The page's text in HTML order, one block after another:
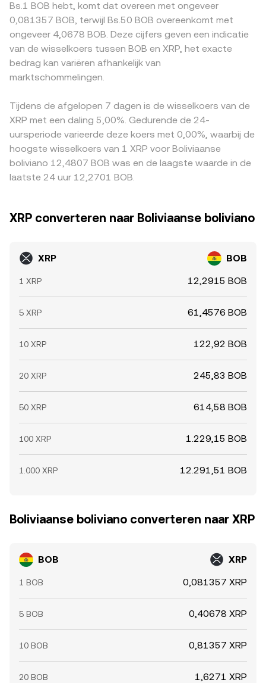
kwalificatie van XRP, toelatings- of delistingsbesluiten
door beurzen, en regionale beperkingen op cryptohandel.
Technische marktvariabelen voegen
kortetermijnschommelingen toe: futures-funding rates
op XRP, opties-expiraties waar beschikbaar, en grote on-
chain en exchange-stromen van “whales” kunnen tijdelijk
prijs en daarmee indirect de XRP/BOB conversion rate kan
beïnvloeden wanneer brugparen worden gebruikt.
cryptotransacties of beperkingen op fiatkanalen
gerelateerd aan BOB. Veel handelsroutes verlopen
bovendien via tussenparen zoals XRP/USDT; wanneer
USDT met een premie of korting ten opzichte van fiat
wordt verhandeld, werkt die basis door in de uiteindelijke
XRP/BOB-notering. Arbitrageurs helpen deze verschillen
prijsverschillen te benutten, maar fricties zoals kosten,
verwerkings- en opnametijden of regelgeving maken dit
mechanisme onvolmaakt, waardoor kortstondige
afwijkingen blijven bestaan.
Bs.1 BOB hebt, komt dat overeen met ongeveer
0,081357 BOB, terwijl Bs.50 BOB overeenkomt met
ongeveer 4,0678 BOB. Deze cijfers geven een indicatie
van de wisselkoers tussen BOB en XRP, het exacte
bedrag kan variëren afhankelijk van
marktschommelingen.
Tijdens de afgelopen 7 dagen is de wisselkoers van de
XRP met een daling 5,00%. Gedurende de 24-
uursperiode varieerde deze koers met 0,00%, waarbij de
hoogste wisselkoers van 1 XRP voor Boliviaanse
boliviano 12,4807 BOB was en de laagste waarde in de
laatste 24 uur 12,2701 BOB.
XRP converteren naar Boliviaanse boliviano
XRP BOB
1 XRP 12,2915 BOB
5 XRP 61,4576 BOB
10 XRP 122,92 BOB
20 XRP 245,83 BOB
50 XRP 614,58 BOB
100 XRP 1.229,15 BOB
1.000 XRP 12.291,51 BOB
Boliviaanse boliviano converteren naar XRP
BOB XRP
1 BOB 0,081357 XRP
5 BOB 0,40678 XRP
10 BOB 0,81357 XRP
20 BOB 1,6271 XRP